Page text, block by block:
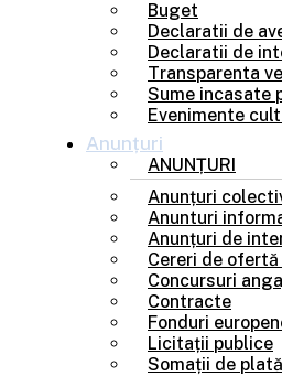
Buget
Declaratii de
Declaratii de
Transparenta
Sume incasate
Evenimente
Anunțuri
ANUNȚURI
Anunțuri
Anunturi
Anunțuri de
Cereri de
Concursuri
Contracte
Fonduri
Licitații publice
Somații de plată